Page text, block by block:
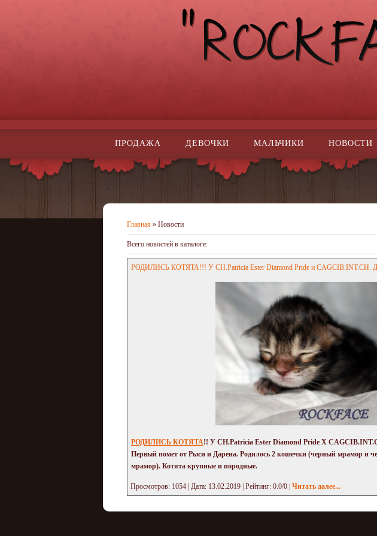
ПРОДАЖА ДЕВОЧКИ МАЛЬЧИКИ НОВОСТИ
Главная » Новости
Всего новостей в каталоге:
РОДИЛИСЬ КОТЯТА!!! У CH.Patricia Ester Diamond Pride и
РОДИЛИСЬ КОТЯТА!! У CH.Patricia Ester Diamond Pride Х
Первый помет от Рыси и Дарена. Родилось 2 кошечки (черный мрамор и
мрамор). Котята крупные и породные.
Просмотров: 1054 | Дата: 13.02.2019 | Рейтинг: 0.0/0 | Читать далее...